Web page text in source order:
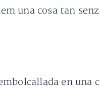
una cosa tan
en una